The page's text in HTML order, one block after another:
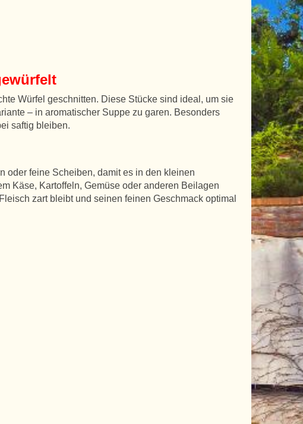
Würfel geschnitten. Diese Stücke sind ideal, um sie
– in aromatischer Suppe zu garen. Besonders
saftig bleiben.
oder feine Scheiben, damit es in den kleinen
Käse, Kartoffeln, Gemüse oder anderen Beilagen
zart bleibt und seinen feinen Geschmack optimal